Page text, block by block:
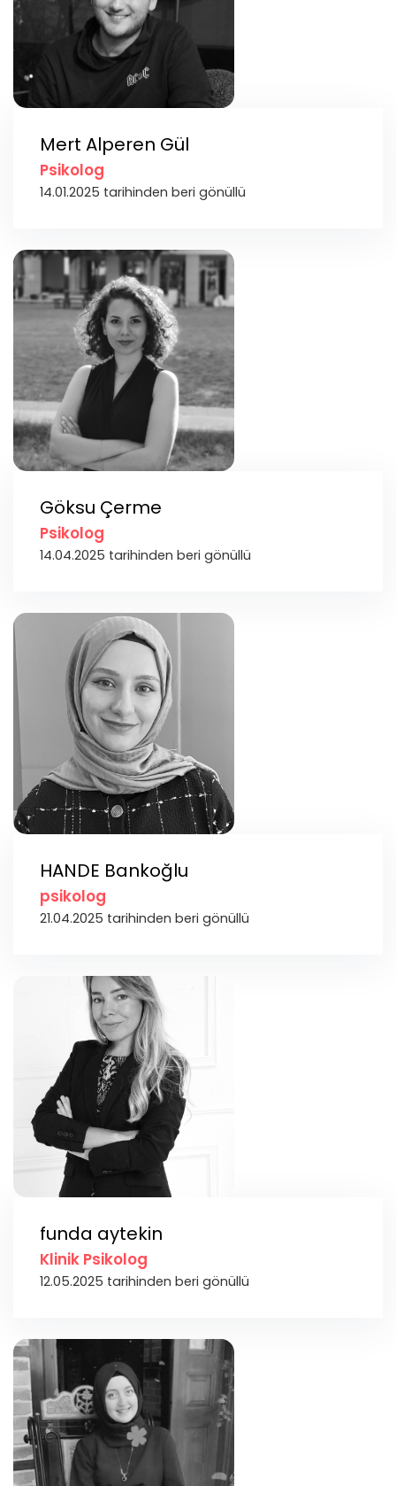
Mert Alperen Gül
Psikolog
14.01.2025 tarihinden beri gönüllü
Göksu Çerme
Psikolog
14.04.2025 tarihinden beri gönüllü
HANDE Bankoğlu
psikolog
21.04.2025 tarihinden beri gönüllü
funda aytekin
Klinik Psikolog
12.05.2025 tarihinden beri gönüllü